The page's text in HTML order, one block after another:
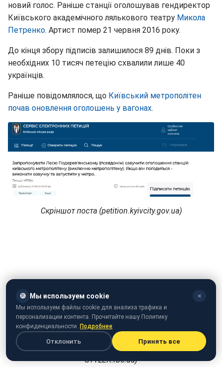
новий голос. Раніше станції оголошував гендиректор
Київського академічного лялькового театру Микола
Петренко. Артист помер 21 червня 2016 року.
До кінця збору підписів залишилося 89 днів. Поки з
необхідних 10 тисяч петецію схвалили лише 40
українців.
Раніше повідомлялося, що Київський метрополітен
почав оновлення оголошень у вагонах.
Скріншот поста (petition.kyivcity.gov.ua)
День Конституції. Історія і значення свята (відео:
STYLER.rbc.ua)
🍪 Мы используем cookie ✕
Мы используем файлы cookie для анализа трафика и
персонализации контента. Прочитайте нашу Политику
конфиденциальности. Подробнее
Отклонить Принять все